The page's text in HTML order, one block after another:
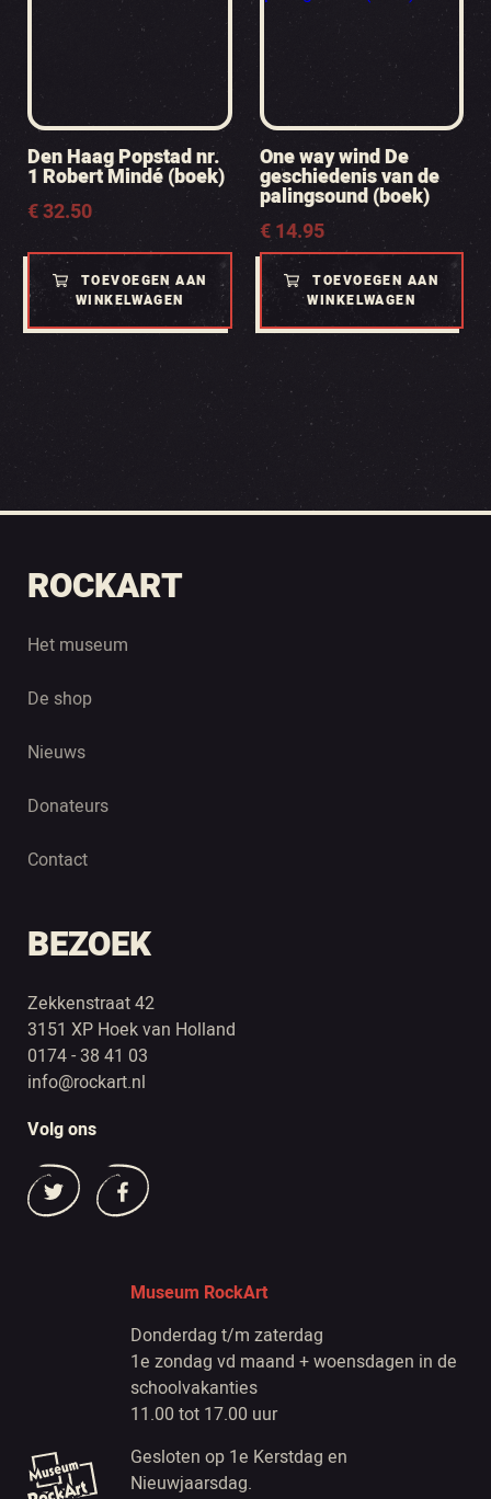
Den Haag Popstad nr.
1 Robert Mindé (boek)
€32.50
TOEVOEGEN AAN
WINKELWAGEN
One way wind De
geschiedenis van de
palingsound (boek)
€14.95
TOEVOEGEN AAN
WINKELWAGEN
ROCKART
Het museum
De shop
Nieuws
Donateurs
Contact
BEZOEK
Zekkenstraat 42
3151 XP Hoek van Holland
0174 - 38 41 03
info@rockart.nl
Volg ons
Museum RockArt
Donderdag t/m zaterdag
1e zondag vd maand + woensdagen in de
schoolvakanties
11.00 tot 17.00 uur
Gesloten op 1e Kerstdag en
Nieuwjaarsdag.